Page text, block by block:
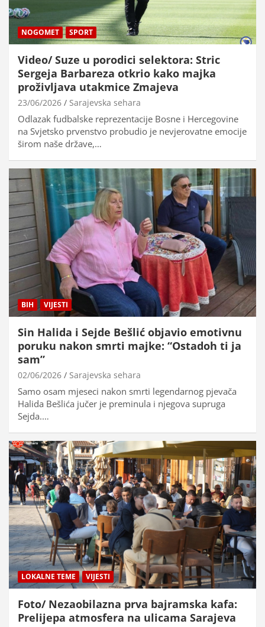
NOGOMET SPORT
Video/ Suze u porodici selektora: Stric
Sergeja Barbareza otkrio kako majka
proživljava utakmice Zmajeva
23/06/2026 Sarajevska sehara
Odlazak fudbalske reprezentacije Bosne i Hercegovine
na Svjetsko prvenstvo probudio je nevjerovatne emocije
širom naše države,…
BIH VIJESTI
Sin Halida i Sejde Bešlić objavio emotivnu
poruku nakon smrti majke: “Ostadoh ti ja
sam”
02/06/2026 Sarajevska sehara
Samo osam mjeseci nakon smrti legendarnog pjevača
Halida Bešlića jučer je preminula i njegova supruga
Sejda.…
LOKALNE TEME VIJESTI
Foto/ Nezaobilazna prva bajramska kafa:
Prelijepa atmosfera na ulicama Sarajeva